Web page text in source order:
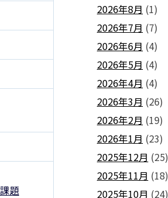
要望活動報告
要望活動報告
題
2026年8月 (1)
2026年7月 (7)
2026年6月 (4)
2026年5月 (4)
2026年4月 (4)
2026年3月 (26)
2026年2月 (19)
2026年1月 (23)
2025年12月 (25)
2025年11月 (18)
2025年10月 (24)